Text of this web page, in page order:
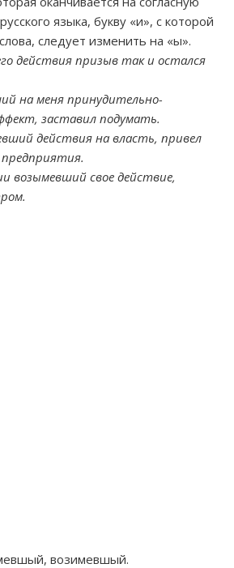
языка, букву «и», с которой
следует изменить на «ы».
действия призыв так и остался
на меня принудительно-
заставил подумать.
действия на власть, привел
возымевший свое действие,
возимевшый.